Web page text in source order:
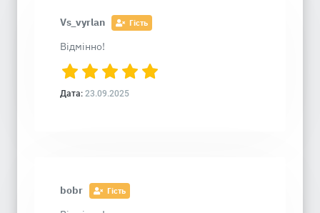
Vs_vyrlan Гість
Відмінно!
Дата: 23.09.2025
bobr Гість